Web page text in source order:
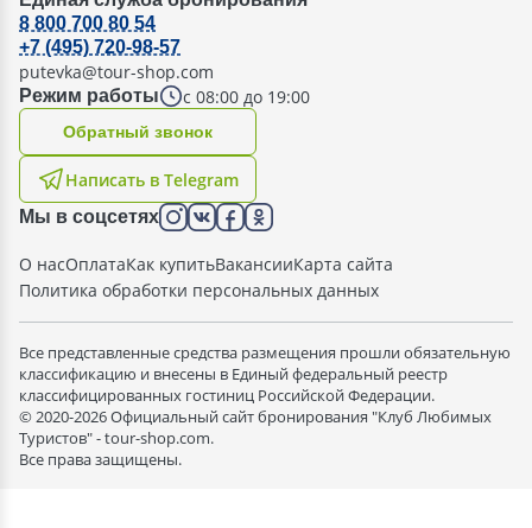
Режим работы с 08:00 до 19:00
8 800 700 80 54
+7 (495) 720-98-57
putevka@tour-shop.com
Написать в Telegram
Oбратный звонок
Мы в соцсетях
О насОплатаКак купитьВакансииКарта сайта
Политика обработки персональных данных
Все представленные средства размещения прошли обязательную
классификацию и внесены в Единый федеральный реестр
классифицированных гостиниц Российской Федерации.
© 2020-2026 Официальный сайт бронирования "Клуб Любимых
Туристов" - tour-shop.com.
Все права защищены.